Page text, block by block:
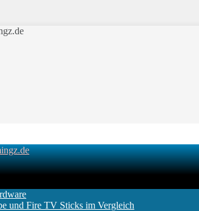
und Fire TV Sticks im Vergleich